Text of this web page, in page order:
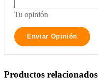
Tu opinión
Productos relacionados